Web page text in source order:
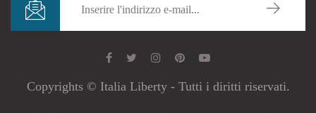
Copyrights © Italia Liberty - Tutti i diritti riservati.